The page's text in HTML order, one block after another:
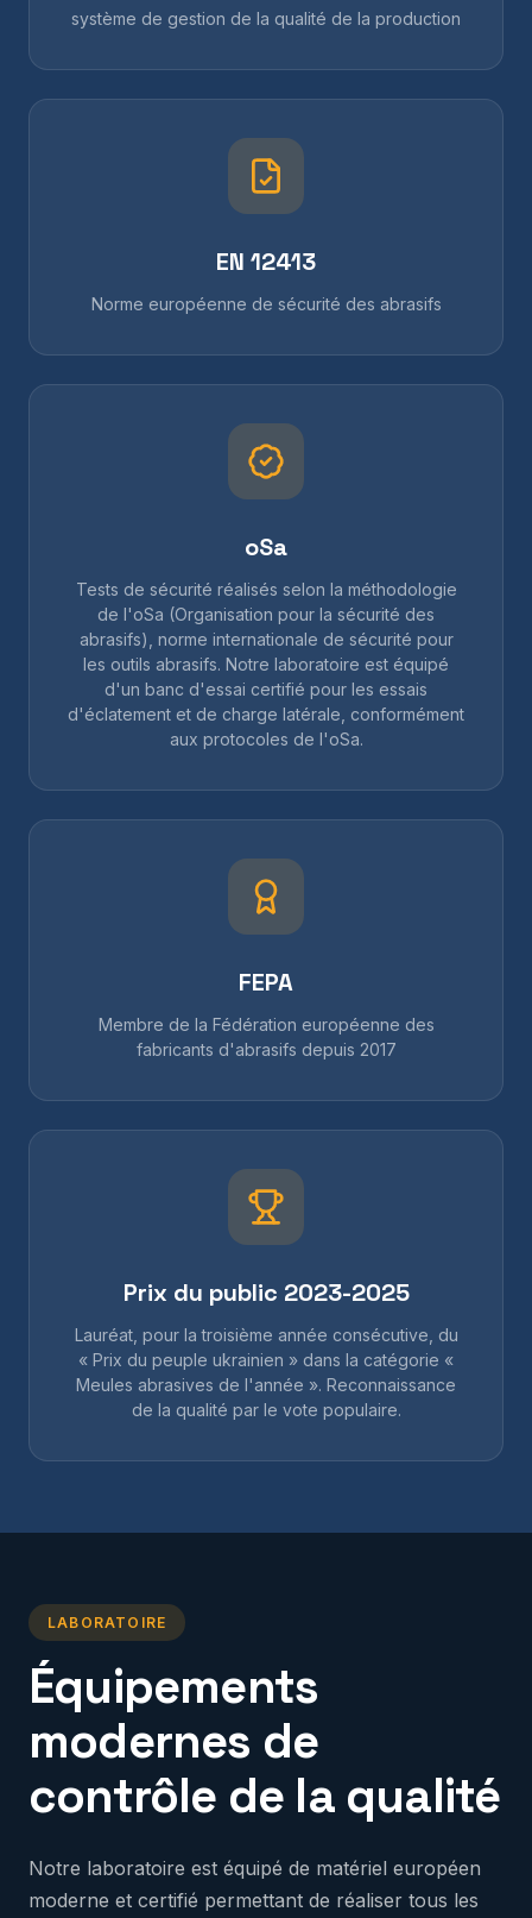
système de gestion de la qualité de la production
EN 12413
Norme européenne de sécurité des abrasifs
oSa
Tests de sécurité réalisés selon la méthodologie
de l'oSa (Organisation pour la sécurité des
abrasifs), norme internationale de sécurité pour
les outils abrasifs. Notre laboratoire est équipé
d'un banc d'essai certifié pour les essais
d'éclatement et de charge latérale, conformément
aux protocoles de l'oSa.
FEPA
Membre de la Fédération européenne des
fabricants d'abrasifs depuis 2017
Prix du public 2023-2025
Lauréat, pour la troisième année consécutive, du
« Prix du peuple ukrainien » dans la catégorie «
Meules abrasives de l'année ». Reconnaissance
de la qualité par le vote populaire.
LABORATOIRE
Équipements
modernes de
contrôle de la qualité
Notre laboratoire est équipé de matériel européen
moderne et certifié permettant de réaliser tous les